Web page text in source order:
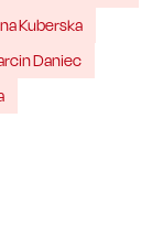
Kuberska
Daniec